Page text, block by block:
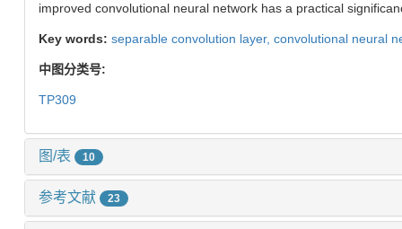
improved convolutional neural network has a practical
Key words: separable convolution layer, convolutional neural
中图分类号:
TP309
图/表 10
参考文献 23